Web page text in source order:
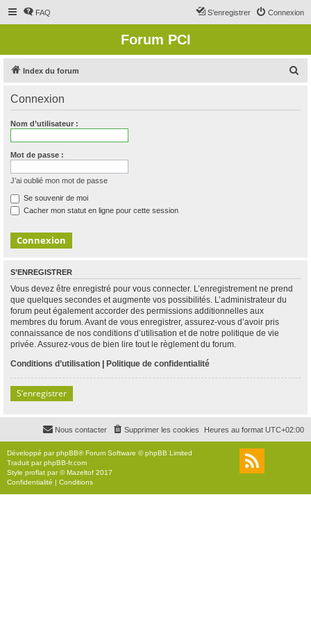
FAQ Connexion
S’enregistrer
Forum PCI
Index du forum
Connexion
Nom d’utilisateur :
Mot de passe :
J’ai oublié mon mot de passe
Se souvenir de moi
Cacher mon statut en ligne pour cette session
S’ENREGISTRER
Vous devez être enregistré pour vous connecter. L’enregistrement ne prend
que quelques secondes et augmente vos possibilités. L’administrateur du
forum peut également accorder des permissions additionnelles aux
membres du forum. Avant de vous enregistrer, assurez-vous d’avoir pris
connaissance de nos conditions d’utilisation et de notre politique de vie
privée. Assurez-vous de bien lire tout le règlement du forum.
Conditions d’utilisation | Politique de confidentialité
S’enregistrer
Heures au format UTC+02:00
Supprimer les cookies
Nous contacter
Développé parphpBB® Forum Software © phpBB Limited
Traduit parphpBB-fr.com
Style proflat par ©Mazeltof 2017
Confidentialité | Conditions